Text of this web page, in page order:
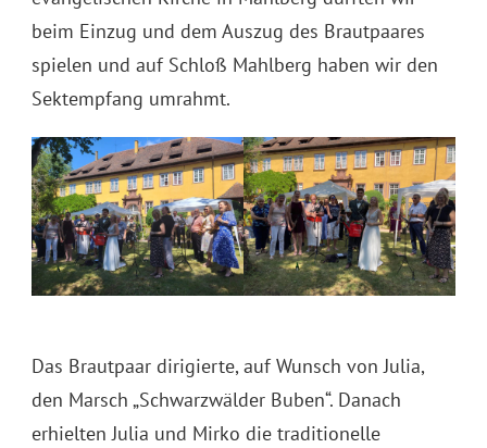
beim Einzug und dem Auszug des Brautpaares
spielen und auf Schloß Mahlberg haben wir den
Sektempfang umrahmt.
Das Brautpaar dirigierte, auf Wunsch von Julia,
den Marsch „Schwarzwälder Buben“. Danach
erhielten Julia und Mirko die traditionelle